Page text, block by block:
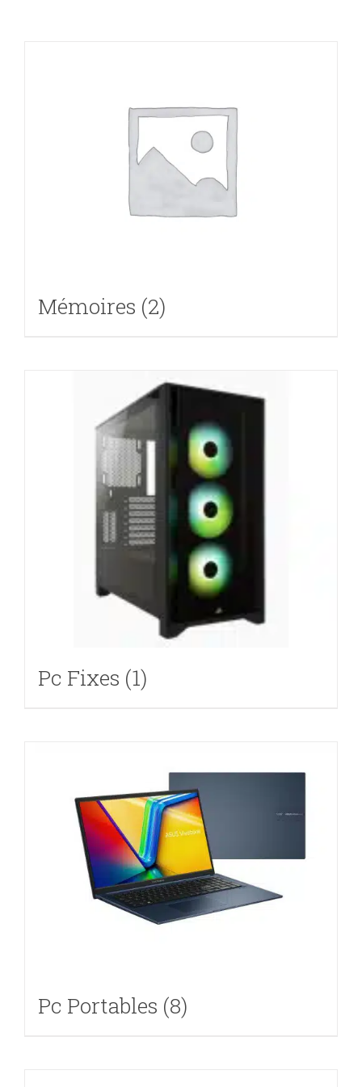
Mémoires (2)
Pc Fixes (1)
Pc Portables (8)